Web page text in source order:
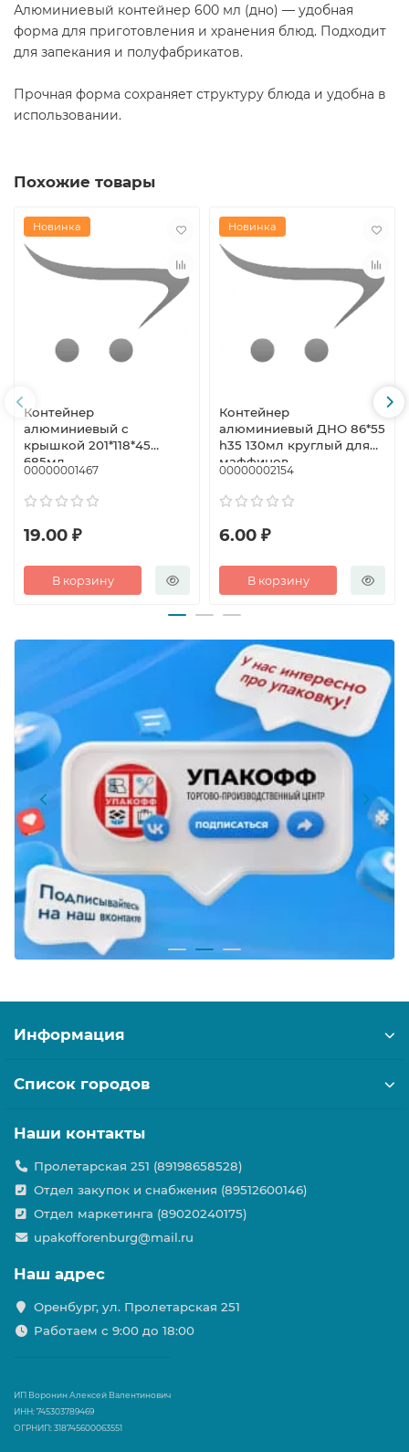
Алюминиевый контейнер 600 мл (дно) — удобная
форма для приготовления и хранения блюд. Подходит
для запекания и полуфабрикатов.
Прочная форма сохраняет структуру блюда и удобна в
использовании.
Похожие товары
Новинка
Контейнер
алюминиевый с
крышкой 201*118*45
685мл
00000001467
19.00 ₽
В корзину
Новинка
Контейнер
алюминиевый ДНО 86*55
h35 130мл круглый для
маффинов
00000002154
6.00 ₽
В корзину
Информация
Список городов
Наши контакты
Пролетарская 251 (89198658528)
Отдел закупок и снабжения (89512600146)
Отдел маркетинга (89020240175)
upakofforenburg@mail.ru
Наш адрес
Оренбург, ул. Пролетарская 251
Работаем с 9:00 до 18:00
ИП Воронин Алексей Валентинович
ИНН: 745303789469
ОГРНИП: 318745600063551